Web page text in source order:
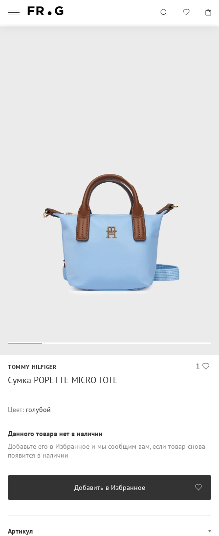
1
TOMMY HILFIGER
Сумка POPETTE MICRO TOTE
Цвет: голубой
Данного товара нет в наличии
Добавьте его в Избранное и мы сообщим вам, если товар снова
появится в наличии
Добавить в Избранное
Артикул